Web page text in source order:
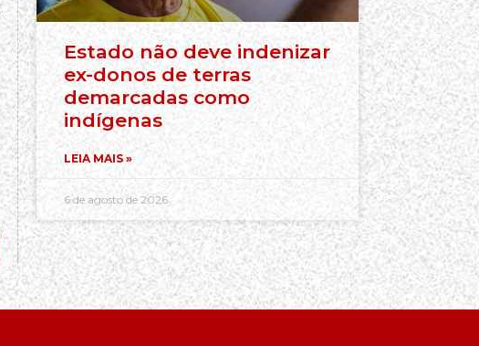
Estado não deve indenizar
ex-donos de terras
demarcadas como
indígenas
LEIA MAIS »
6 de agosto de 2026